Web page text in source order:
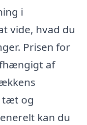
i
vide, hvad du
Prisen for
af
tæt og
kan du